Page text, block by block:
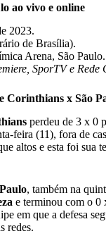
ao vivo e online
2023.
de Brasília).
Arena, São Paulo.
SporTV e Rede
Corinthians x São
perdeu de 3 x 0
feira (11), fora de
altos e esta foi sua
, também na
e terminou com o 0
em que a defesa
redes.